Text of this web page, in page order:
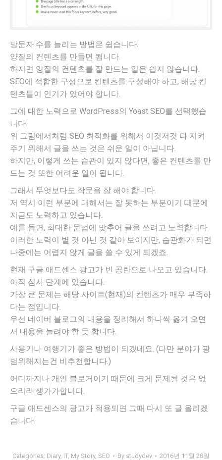
방문자 수를 늘리는 방법은 쉽습니다.
양질의 컨텐츠를 만들면 됩니다.
하지면 양질의 컨텐츠를 잘 만드는 일은 쉽지 않습니다.
SEO에 적합한 구성으로 컨텐츠를 구성해야 하고, 해당 컨
텐츠들이 인기가 있어야 합니다.
그에 대한 노력으로 WordPress의 Yoast SEO를 선택했습
니다.
위 그림에서처럼 SEO 최적화를 위해서 이것저것 다 지켜
주기 위해서 글을 쓰는 것은 쉬운 일이 아닙니다.
하지만, 이렇게 쓰는 습관이 있지 않다면, 좋은 컨텐츠를 만
드는 것 또한 어려운 일이 됩니다.
그래서 무엇보다도 작문을 잘 해야 합니다.
저 역시 이런 부분에 대해서는 잘 못하는 부분이기 때문에
지금도 노력하고 있습니다.
예를 들면, 최대한 문법에 맞추어 글을 쓰려고 노력합니다.
이러한 노력이 별 것 아닌 것 같아 보이지만, 습관화가 되면
나중에는 어렵지 않게 글을 쓸 수 있게 되겠죠.
현재 구글 애드센스 광고가 빈 공란으로 나오고 있습니다.
아직 심사 단계에 있습니다.
가장 큰 문제는 해당 사이트(현재)의 컨텐츠가 매우 부족하
다는 점입니다.
우선 네이버 블로그의 내용을 정리해서 하나씩 옮겨 오면
서 내용을 늘려야 할 듯 합니다.
사용기나 여행기가 좋은 방법이 되겠네요. (다만 분야가 광
범위해지는건 비추천합니다.)
어디까지나 개인 블로거이기 때문에 크게 문제될 것은 없
으리라 생가가합니다.
구글 애드센스의 광고가 적용되면 그때 다시 또 글 올리겠
습니다.
Categories: Diary, IT, My Story, SEO By studydev 2016년 11월 28일